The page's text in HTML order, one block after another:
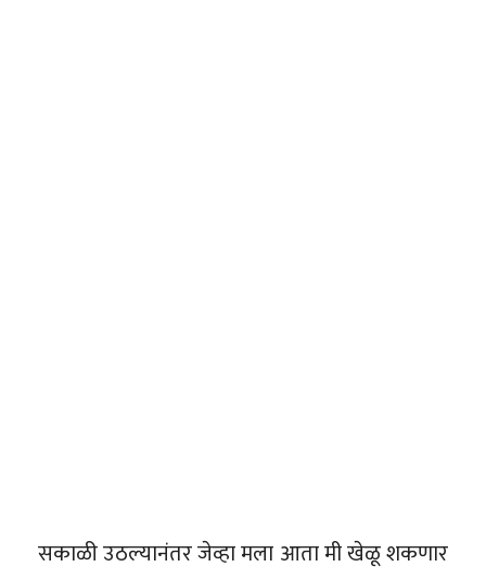
सकाळी उठल्यानंतर जेव्हा मला आता मी खेळू शकणार